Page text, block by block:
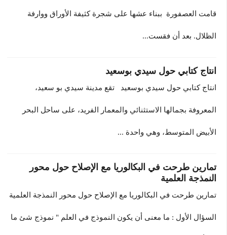
قامت العصفورة ببناء عشها على شجرة كثيفة الأوراق ووارفة
الظلال. بعد أن فقست...
انتاج كتابي حول سيدي بوسعيد
انتاج كتابي حول سيدي بوسعيد تقع مدينة سيدي بو سعيد،
المعروفة بجمالها الاستثنائي والمعمار الفريد، على ساحل البحر
الأبيض المتوسط، وهي واحدة ...
تمارين طرحت في البكالوريا مع الإصلاح حول محور
النمذجة العلمية
تمارين طرحت في البكالوريا مع الإصلاح حول محور النمذجة العلمية
السؤال الأول : ما معنى أن يكون النموذج في العلم " نموذج شئ ما